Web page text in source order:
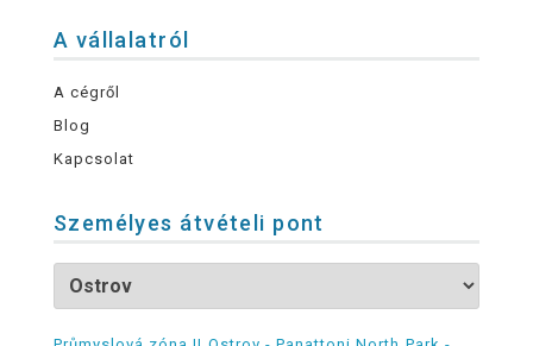
A vállalatról
A cégről
Blog
Kapcsolat
Személyes átvételi pont